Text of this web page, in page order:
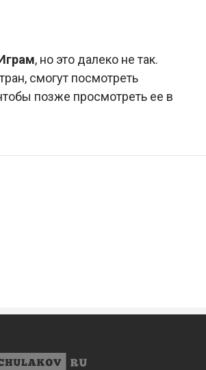
, но это далеко не так.
смогут посмотреть
позже просмотреть ее в